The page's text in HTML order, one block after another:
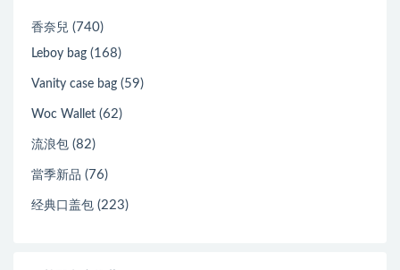
香奈兒 (740)
Leboy bag (168)
Vanity case bag (59)
Woc Wallet (62)
流浪包 (82)
當季新品 (76)
经典口盖包 (223)